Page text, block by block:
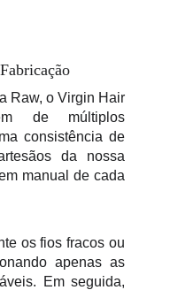
Raw, o Virgin Hair
de múltiplos
consistência de
da nossa
manual de cada
os fios fracos ou
apenas as
Em seguida,